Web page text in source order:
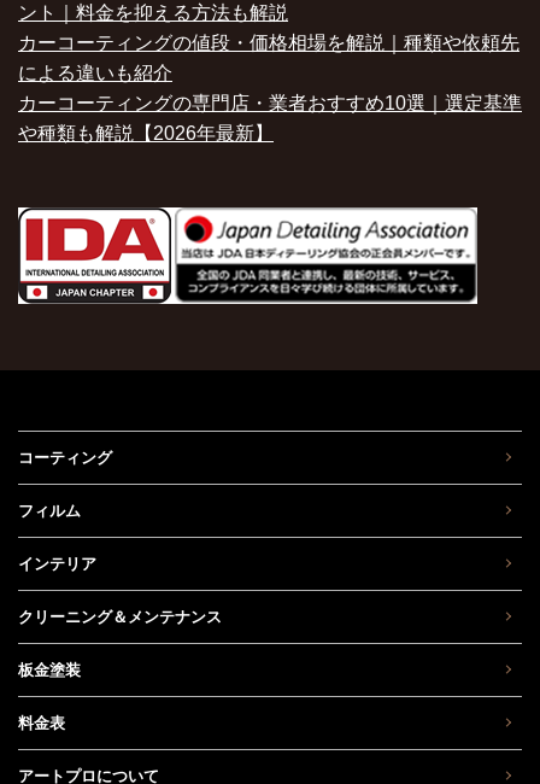
ント｜料金を抑える方法も解説
カーコーティングの値段・価格相場を解説｜種類や依頼先
による違いも紹介
カーコーティングの専門店・業者おすすめ10選｜選定基準
や種類も解説【2026年最新】
コーティング
フィルム
インテリア
クリーニング＆メンテナンス
板金塗装
料金表
アートプロについて